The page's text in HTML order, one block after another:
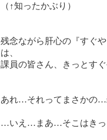
（↑知ったかぶり）
残念ながら肝心の『すぐ
は、
課員の皆さん、きっとす
あれ…それってまさかの…
…いえ…まあ…そこはきっ